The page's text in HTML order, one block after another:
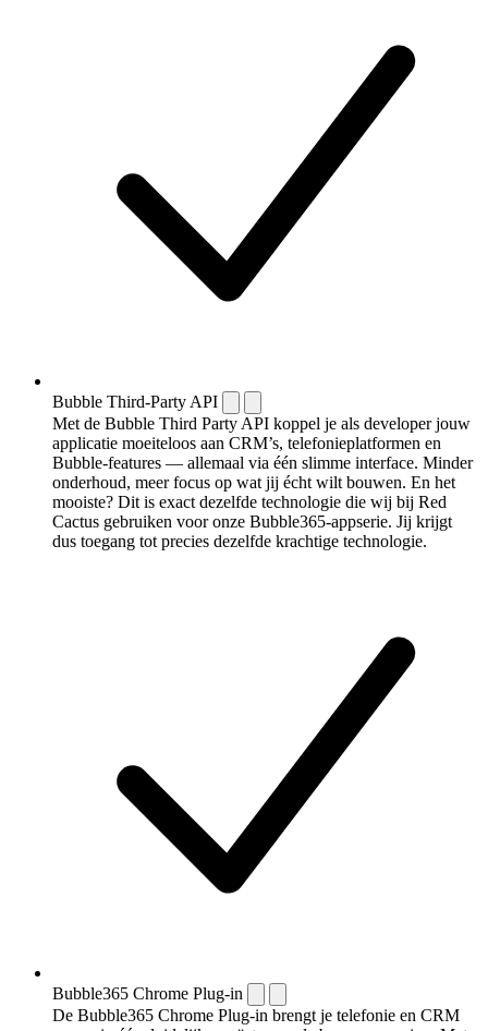
Bubble Third-Party API
Met de Bubble Third Party API koppel je als developer jouw
applicatie moeiteloos aan CRM’s, telefonieplatformen en
Bubble-features — allemaal via één slimme interface. Minder
onderhoud, meer focus op wat jij écht wilt bouwen. En het
mooiste? Dit is exact dezelfde technologie die wij bij Red
Cactus gebruiken voor onze Bubble365-appserie. Jij krijgt
dus toegang tot precies dezelfde krachtige technologie.
Bubble365 Chrome Plug-in
De Bubble365 Chrome Plug-in brengt je telefonie en CRM